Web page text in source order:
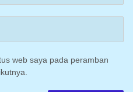
web saya pada peramban